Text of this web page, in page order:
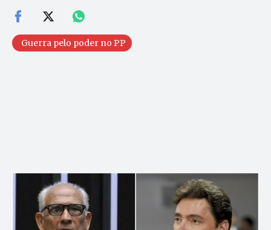
Guerra pelo poder no PP